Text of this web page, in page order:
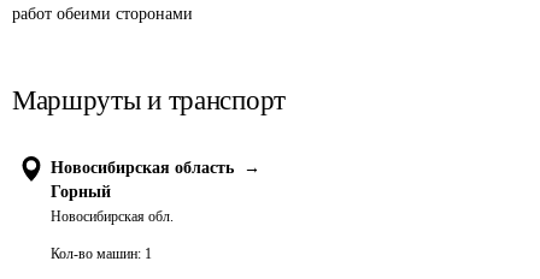
работ обеими сторонами
Маршруты и транспорт
Новосибирская область
→
Горный
Новосибирская обл.
Кол-во машин: 1